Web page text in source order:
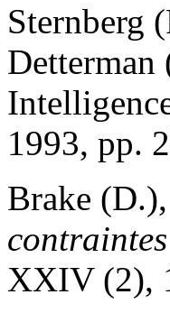
Sternberg
1993, pp.
Brake (D.),
XXIV (2),